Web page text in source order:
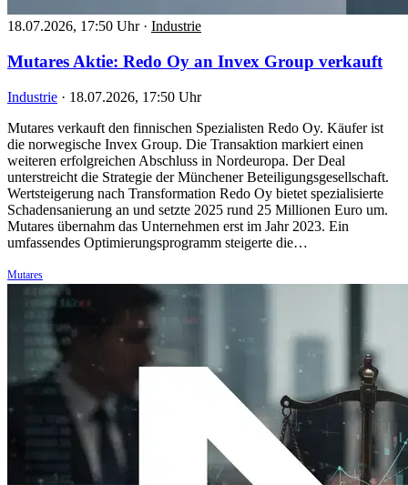
18.07.2026, 17:50 Uhr · Industrie
Mutares Aktie: Redo Oy an Invex Group verkauft
Industrie · 18.07.2026, 17:50 Uhr
Mutares verkauft den finnischen Spezialisten Redo Oy. Käufer ist
die norwegische Invex Group. Die Transaktion markiert einen
weiteren erfolgreichen Abschluss in Nordeuropa. Der Deal
unterstreicht die Strategie der Münchener Beteiligungsgesellschaft.
Wertsteigerung nach Transformation Redo Oy bietet spezialisierte
Schadensanierung an und setzte 2025 rund 25 Millionen Euro um.
Mutares übernahm das Unternehmen erst im Jahr 2023. Ein
umfassendes Optimierungsprogramm steigerte die…
Mutares